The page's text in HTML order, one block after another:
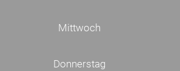
Mittwoch
Donnerstag